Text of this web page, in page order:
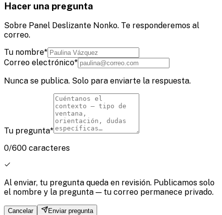
Hacer una pregunta
Sobre Panel Deslizante Nonko. Te responderemos al
correo.
Tu nombre*
Correo electrónico*
Nunca se publica. Solo para enviarte la respuesta.
Tu pregunta*
0/600 caracteres
Al enviar, tu pregunta queda en revisión. Publicamos solo
el nombre y la pregunta — tu correo permanece privado.
Cancelar Enviar pregunta